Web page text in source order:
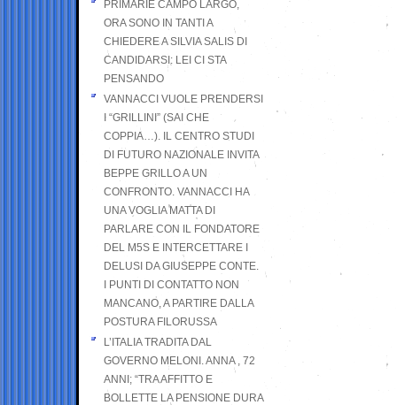
PRIMARIE CAMPO LARGO,
ORA SONO IN TANTI A
CHIEDERE A SILVIA SALIS DI
CANDIDARSI: LEI CI STA
PENSANDO
VANNACCI VUOLE PRENDERSI
I “GRILLINI” (SAI CHE
COPPIA…). IL CENTRO STUDI
DI FUTURO NAZIONALE INVITA
BEPPE GRILLO A UN
CONFRONTO. VANNACCI HA
UNA VOGLIA MATTA DI
PARLARE CON IL FONDATORE
DEL M5S E INTERCETTARE I
DELUSI DA GIUSEPPE CONTE.
I PUNTI DI CONTATTO NON
MANCANO, A PARTIRE DALLA
POSTURA FILORUSSA
L’ITALIA TRADITA DAL
GOVERNO MELONI. ANNA , 72
ANNI; “TRA AFFITTO E
BOLLETTE LA PENSIONE DURA